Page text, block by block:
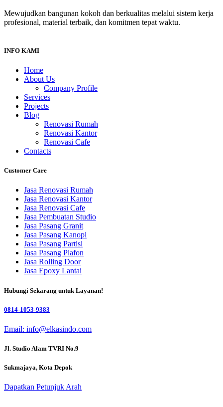
Mewujudkan bangunan kokoh dan berkualitas melalui sistem kerja
profesional, material terbaik, dan komitmen tepat waktu.
INFO KAMI
Home
About Us
Company Profile
Services
Projects
Blog
Renovasi Rumah
Renovasi Kantor
Renovasi Cafe
Contacts
Customer Care
Jasa Renovasi Rumah
Jasa Renovasi Kantor
Jasa Renovasi Cafe
Jasa Pembuatan Studio
Jasa Pasang Granit
Jasa Pasang Kanopi
Jasa Pasang Partisi
Jasa Pasang Plafon
Jasa Rolling Door
Jasa Epoxy Lantai
Hubungi Sekarang untuk Layanan!
0814-1053-9383
Email: info@elkasindo.com
Jl. Studio Alam TVRI No.9
Sukmajaya, Kota Depok
Dapatkan Petunjuk Arah